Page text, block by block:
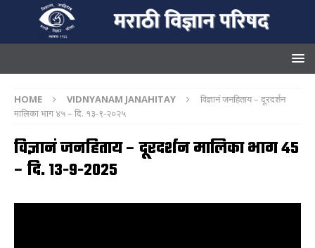
HOME VIDNYANAM JANAHITAY
विज्ञानं जनहिताय – दूरदर्शन
मालिका भाग ४५ – दि. १३-९-२०२५
विज्ञानं जनहिताय – दूरदर्शन मालिका भाग ४५
– दि. १३-९-२०२५